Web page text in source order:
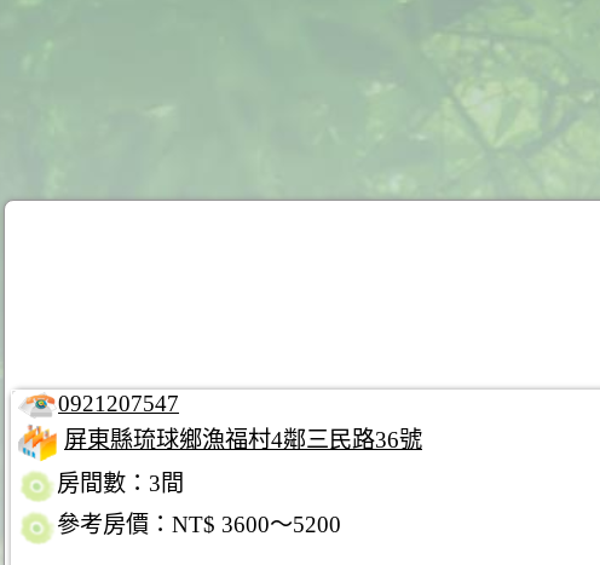
0921207547
屏東縣琉球鄉漁福村4鄰三民路36號
房間數：3間
參考房價：NT$ 3600～5200